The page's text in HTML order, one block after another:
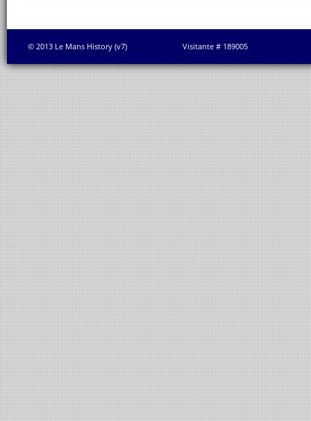
© 2013 Le Mans History (v7) Visitante # 189005